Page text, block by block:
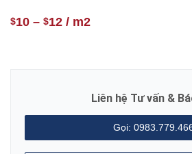
$10 – $12 / m2
Liên hệ Tư vấn &
Gọi: